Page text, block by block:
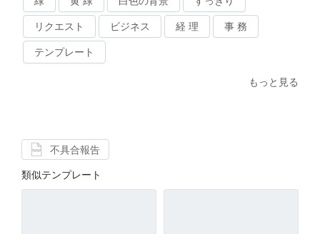
リクエスト ビジネス 経 理 事 務
テンプレート
もっと見る
不具合報告
類似テンプレート